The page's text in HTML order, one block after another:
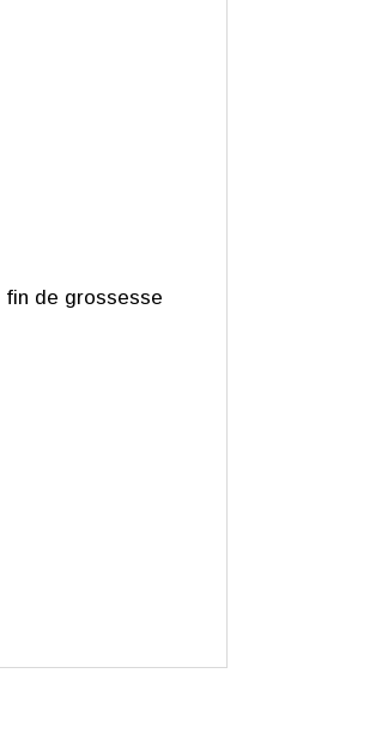
fin de grossesse